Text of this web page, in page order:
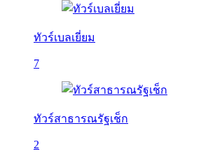
ทัวร์เบลเยี่ยม
7
ทัวร์สาธารณรัฐเช็ก
2